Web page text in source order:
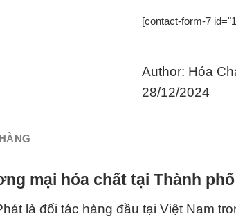
[contact-form-7
Author: Hóa
28/12/2024
mại hóa chất tại Thành
là đối tác hàng đầu tại Việt Nam